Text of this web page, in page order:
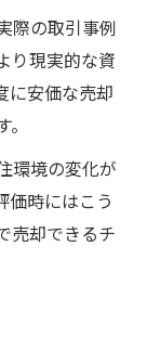
際の取引事例
り現実的な資
に安価な売却
環境の変化が
価時にはこう
売却できるチ